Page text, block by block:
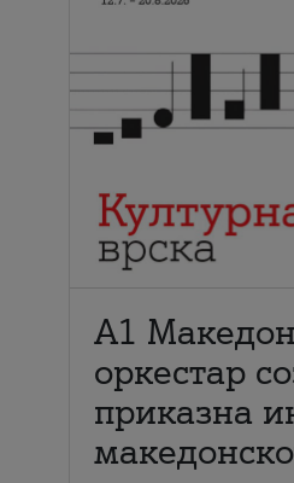
А1
оркестар
приказна